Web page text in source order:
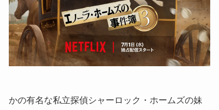
かの有名な私立探偵シャーロック・ホームズの妹